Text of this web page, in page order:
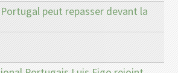
Portugal peut repasser devant la